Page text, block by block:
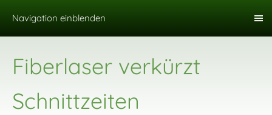
Navigation einblenden
Fiberlaser verkürzt
Schnittzeiten